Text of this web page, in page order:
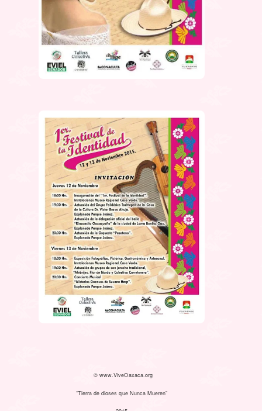
© www.ViveOaxaca.org
“Tierra de dioses que Nunca Mueren”